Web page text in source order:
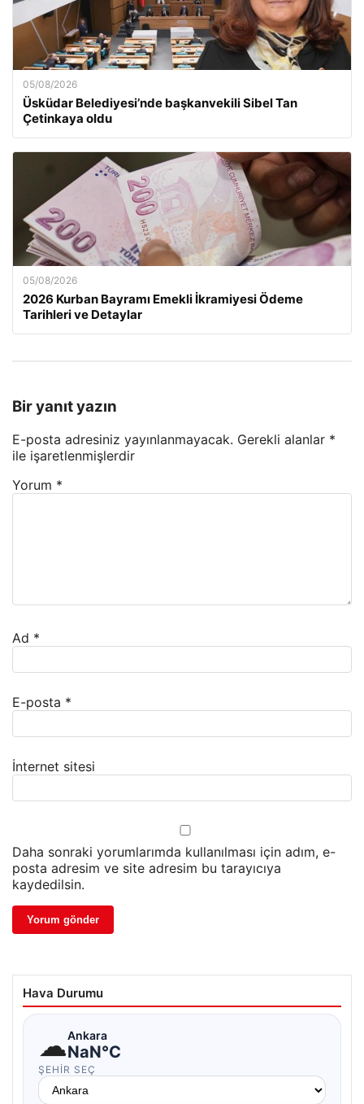
05/08/2026
Üsküdar Belediyesi’nde başkanvekili Sibel Tan
Çetinkaya oldu
05/08/2026
2026 Kurban Bayramı Emekli İkramiyesi Ödeme
Tarihleri ve Detaylar
Bir yanıt yazın
E-posta adresiniz yayınlanmayacak. Gerekli alanlar *
ile işaretlenmişlerdir
Yorum *
Ad *
E-posta *
İnternet sitesi
Daha sonraki yorumlarımda kullanılması için adım, e-
posta adresim ve site adresim bu tarayıcıya
kaydedilsin.
Hava Durumu
☁Ankara
NaN°C
ŞEHIR SEÇ